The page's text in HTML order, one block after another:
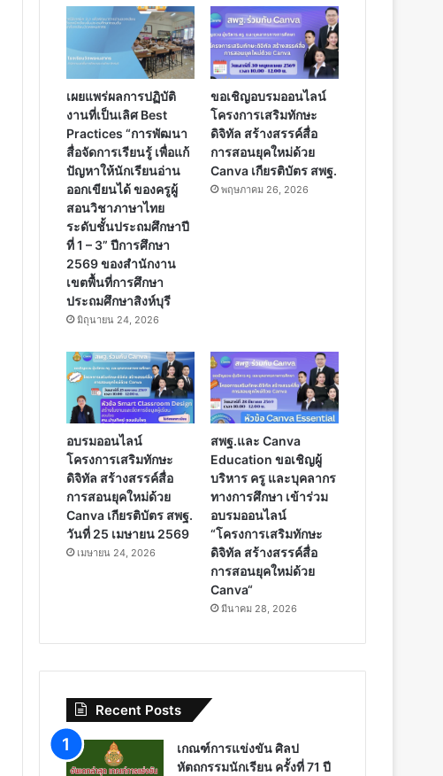
เผยแพร่ผลการปฏิบัติ
งานที่เป็นเลิศ Best
Practices “การพัฒนา
สื่อจัดการเรียนรู้ เพื่อแก้
ปัญหาให้นักเรียนอ่าน
ออกเขียนได้ ของครูผู้
สอนวิชาภาษาไทย
ระดับชั้นประถมศึกษาปี
ที่ 1 – 3” ปีการศึกษา
2569 ของสำนักงาน
เขตพื้นที่การศึกษา
ประถมศึกษาสิงห์บุรี
มิถุนายน 24, 2026
ขอเชิญอบรมออนไลน์
โครงการเสริมทักษะ
ดิจิทัล สร้างสรรค์สื่อ
การสอนยุคใหม่ด้วย
Canva เกียรติบัตร สพฐ.
พฤษภาคม 26, 2026
อบรมออนไลน์
โครงการเสริมทักษะ
ดิจิทัล สร้างสรรค์สื่อ
การสอนยุคใหม่ด้วย
Canva เกียรติบัตร สพฐ.
วันที่ 25 เมษายน 2569
เมษายน 24, 2026
สพฐ.และ Canva
Education ขอเชิญผู้
บริหาร ครู และบุคลากร
ทางการศึกษา เข้าร่วม
อบรมออนไลน์
“โครงการเสริมทักษะ
ดิจิทัล สร้างสรรค์สื่อ
การสอนยุคใหม่ด้วย
Canva“
มีนาคม 28, 2026
Recent Posts
เกณฑ์การแข่งขัน ศิลป
หัตถกรรมนักเรียน ครั้งที่ 71 ปี